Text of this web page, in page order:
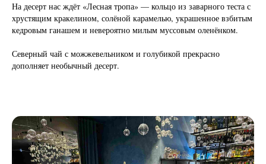
На десерт нас ждёт «Лесная тропа» — кольцо из заварного теста с
хрустящим кракелином, солёной карамелью, украшенное взбитым
кедровым ганашем и невероятно милым муссовым оленёнком.
Северный чай с можжевельником и голубикой прекрасно
дополняет необычный десерт.